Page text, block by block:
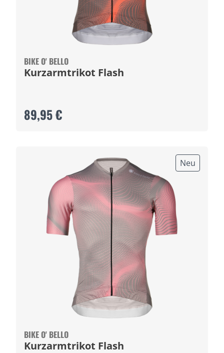
BIKE O' BELLO
Kurzarmtrikot Flash
89,95 €
Neu
BIKE O' BELLO
Kurzarmtrikot Flash